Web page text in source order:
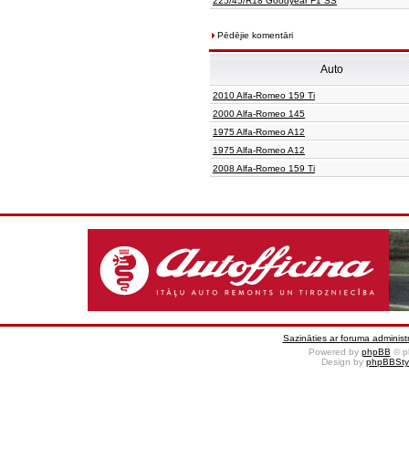
Pēdējie komentāri
Auto
2010 Alfa-Romeo 159 Ti
2000 Alfa-Romeo 145
1975 Alfa-Romeo A12
1975 Alfa-Romeo A12
2008 Alfa-Romeo 159 Ti
Sazināties ar foruma
Powered by phpBB ©
Design by